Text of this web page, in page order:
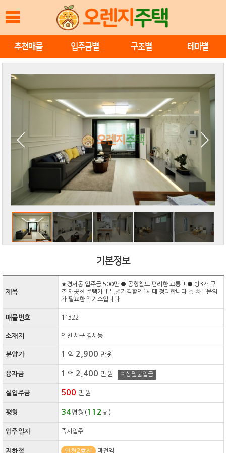
추천매물 입주금별 구조별 테마별
기본정보
제목
★경서동 입주금 500만 ● 공항철도 편리한 교통!! ● 방3개 구
조 깨끗한 주택가!! 특별가격할인1세대 정리합니다 ☆ 빠른문의
가 필요한 엑기스입니다
매물번호 11322
소재지 인천 서구 경서동
분양가 1 억 2,900 만원
융자금 1 억 2,400 만원 예상월불입금
실입주금 500 만원
평형 34평형(112 ㎡)
입주일자 즉시입주
지하철 인천2호선 마전역